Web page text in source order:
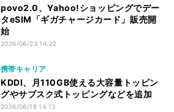
povo2.0、Yahoo!ショッピングでデー
タeSIM「ギガチャージカード」販売開
始
2026/06/23 14:22
携帯キャリア
KDDI、月110GB使える大容量トッピン
グやサブスク式トッピングなどを追加
2026/06/18 14:13